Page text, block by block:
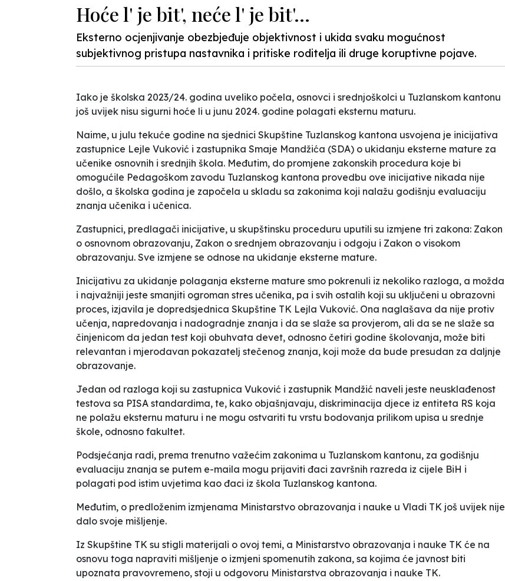
Hoće l' je bit', neće l' je bit'...
Eksterno ocjenjivanje obezbjeđuje objektivnost i ukida svaku mogućnost
subjektivnog pristupa nastavnika i pritiske roditelja ili druge koruptivne pojave.
Iako je školska 2023/24. godina uveliko počela, osnovci i srednjoškolci u Tuzlanskom kantonu
još uvijek nisu sigurni hoće li u junu 2024. godine polagati eksternu maturu.
Naime, u julu tekuće godine na sjednici Skupštine Tuzlanskog kantona usvojena je inicijativa
zastupnice Lejle Vuković i zastupnika Smaje Mandžića (SDA) o ukidanju eksterne mature za
učenike osnovnih i srednjih škola. Međutim, do promjene zakonskih procedura koje bi
omogućile Pedagoškom zavodu Tuzlanskog kantona provedbu ove inicijative nikada nije
došlo, a školska godina je započela u skladu sa zakonima koji nalažu godišnju evaluaciju
znanja učenika i učenica.
Zastupnici, predlagači inicijative, u skupštinsku proceduru uputili su izmjene tri zakona: Zakon
o osnovnom obrazovanju, Zakon o srednjem obrazovanju i odgoju i Zakon o visokom
obrazovanju. Sve izmjene se odnose na ukidanje eksterne mature.
Inicijativu za ukidanje polaganja eksterne mature smo pokrenuli iz nekoliko razloga, a možda
i najvažniji jeste smanjiti ogroman stres učenika, pa i svih ostalih koji su uključeni u obrazovni
proces, izjavila je dopredsjednica Skupštine TK Lejla Vuković. Ona naglašava da nije protiv
učenja, napredovanja i nadogradnje znanja i da se slaže sa provjerom, ali da se ne slaže sa
činjenicom da jedan test koji obuhvata devet, odnosno četiri godine školovanja, može biti
relevantan i mjerodavan pokazatelj stečenog znanja, koji može da bude presudan za daljnje
obrazovanje.
Jedan od razloga koji su zastupnica Vuković i zastupnik Mandžić naveli jeste neusklađenost
testova sa PISA standardima, te, kako objašnjavaju, diskriminacija djece iz entiteta RS koja
ne polažu eksternu maturu i ne mogu ostvariti tu vrstu bodovanja prilikom upisa u srednje
škole, odnosno fakultet.
Podsjećanja radi, prema trenutno važećim zakonima u Tuzlanskom kantonu, za godišnju
evaluaciju znanja se putem e-maila mogu prijaviti đaci završnih razreda iz cijele BiH i
polagati pod istim uvjetima kao đaci iz škola Tuzlanskog kantona.
Međutim, o predloženim izmjenama Ministarstvo obrazovanja i nauke u Vladi TK još uvijek nije
dalo svoje mišljenje.
Iz Skupštine TK su stigli materijali o ovoj temi, a Ministarstvo obrazovanja i nauke TK će na
osnovu toga napraviti mišljenje o izmjeni spomenutih zakona, sa kojima će javnost biti
upoznata pravovremeno, stoji u odgovoru Ministarstva obrazovanja i nauke TK.